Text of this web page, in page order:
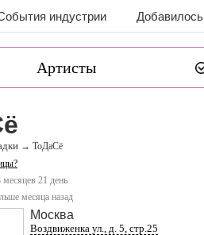
индустрии Добавилось
Артисты
→ ТоДаСё
месяцев 21 день
месяца назад
Москва
Воздвиженка ул., д. 5, стр.25